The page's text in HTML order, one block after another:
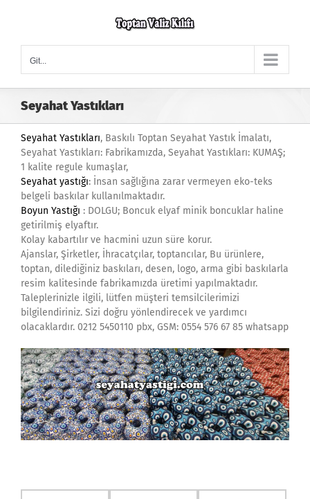
Git...
Seyahat Yastıkları
Seyahat Yastıkları, Baskılı Toptan Seyahat Yastık İmalatı,
Seyahat Yastıkları: Fabrikamızda, Seyahat Yastıkları: KUMAŞ;
1 kalite regule kumaşlar,
Seyahat yastığı: İnsan sağlığına zarar vermeyen eko-teks
belgeli baskılar kullanılmaktadır.
Boyun Yastığı : DOLGU; Boncuk elyaf minik boncuklar haline
getirilmiş elyaftır.
Kolay kabartılır ve hacmini uzun süre korur.
Ajanslar, Şirketler, İhracatçılar, toptancılar, Bu ürünlere,
toptan, dilediğiniz baskıları, desen, logo, arma gibi baskılarla
resim kalitesinde fabrikamızda üretimi yapılmaktadır.
Taleplerinizle ilgili, lütfen müşteri temsilcilerimizi
bilgilendiriniz. Sizi doğru yönlendirecek ve yardımcı
olacaklardır. 0212 5450110 pbx, GSM: 0554 576 67 85 whatsapp